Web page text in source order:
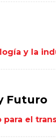
y la
Futuro
para el